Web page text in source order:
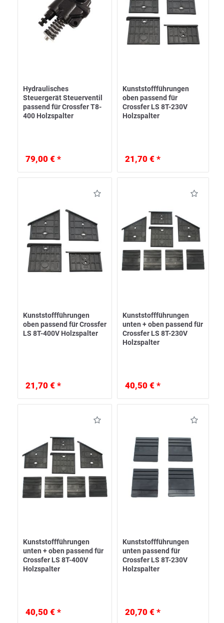
Hydraulisches
Steuergerät Steuerventil
passend für Crossfer T8-
400 Holzspalter
79,00 € *
Kunststoffführungen
oben passend für
Crossfer LS 8T-230V
Holzspalter
21,70 € *
Kunststoffführungen
oben passend für Crossfer
LS 8T-400V Holzspalter
21,70 € *
Kunststoffführungen
unten + oben passend für
Crossfer LS 8T-230V
Holzspalter
40,50 € *
Kunststoffführungen
unten + oben passend für
Crossfer LS 8T-400V
Holzspalter
40,50 € *
Kunststoffführungen
unten passend für
Crossfer LS 8T-230V
Holzspalter
20,70 € *